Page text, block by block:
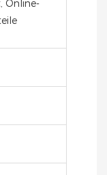
Online-